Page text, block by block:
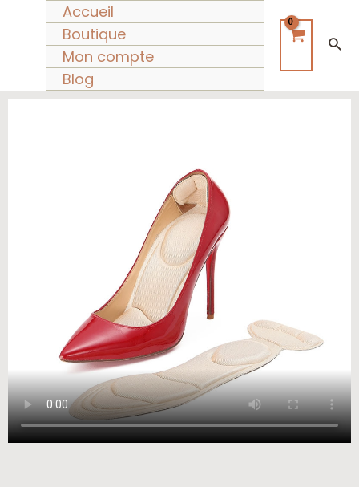
Accueil
Boutique
Mon compte
Blog